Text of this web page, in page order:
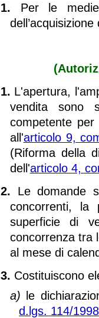
1. Per le
1. L'apertura,
vendita sono
competente
all'articolo 9,
(Riforma della
dell'articolo 4,
2. Le domande
concorrenti, la
superficie di
concorrenza tra
al mese di
3. Costituiscono
a)
le
d.lgs. 114/1998